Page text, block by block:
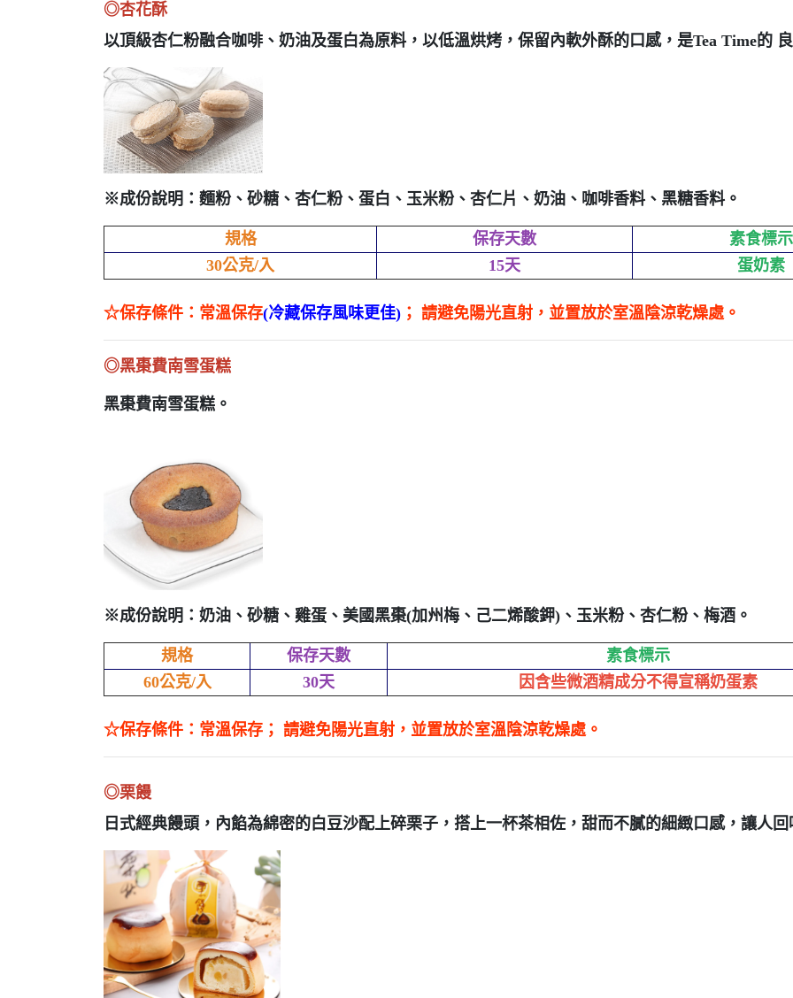
◎杏花酥
以頂級杏仁粉融合咖啡、奶油及蛋白為原料，以低溫烘烤，保留內軟外酥的口感，是Tea Time的
※成份說明：麵粉、砂糖、杏仁粉、蛋白、玉米粉、杏仁片、奶油、咖啡香料、黑糖香料。
規格 保存天數
素食標示
30公克/入
15天 蛋奶素
☆保存條件：常溫保存(冷藏保存風味更佳) ； 請避免陽光直射，並置放於室溫陰涼乾燥處。
◎黑棗費南雪蛋糕
黑棗費南雪蛋糕 。
※成份說明：奶油、砂糖、雞蛋、美國黑棗(加州梅、己二烯酸鉀)、玉米粉、杏仁粉、梅酒。
規格 保存天數
素食標示
60公克/入
30天 因含些微酒精成分不得宣稱奶蛋素
☆保存條件：常溫保存； 請避免陽光直射，並置放於室溫陰涼乾燥處。
◎栗饅
日式經典饅頭，內餡為綿密的白豆沙配上碎栗子，搭上一杯茶相佐， 甜而不膩的細緻口感，讓人回